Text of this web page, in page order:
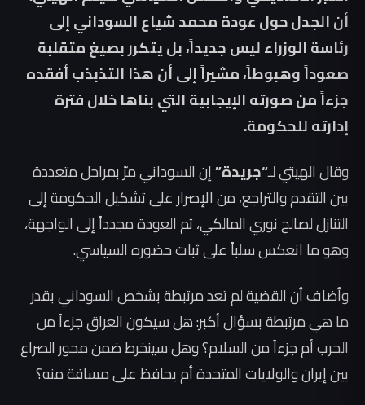
أن الجدل حول عودة محمد شياع السوداني إلى
رئاسة الوزراء ليس جديداً، بل يتكرر بصيغ متقلبة
صعوداً وهبوطاً، مشيراً إلى أن هذا التذبذب أفقده
جزءاً من صورته الإيجابية التي بناها خلال فترة
إدارته للحكومة.
وقال الهيتي لـ“جريدة”إن السوداني مرّ بمراحل متعددة
بين التقدم والتراجع، من الإصرار على تشكيل الحكومة إلى
التنازل لصالح نوري المالكي، ثم العودة مجدداً إلى الواجهة،
وهو ما انعكس سلباً على ثبات حضوره السياسي.
وأضاف أن القضية لم تعد مرتبطة بشخص السوداني بقدر
ما هي مرتبطة بسؤال أكبر: هل سيكون العراق جزءاً من
الحرب أم جزءاً من السلام؟ وهل سينخرط ضمن محور الصراع
بين إيران والولايات المتحدة أم يحافظ على مسافة منه؟